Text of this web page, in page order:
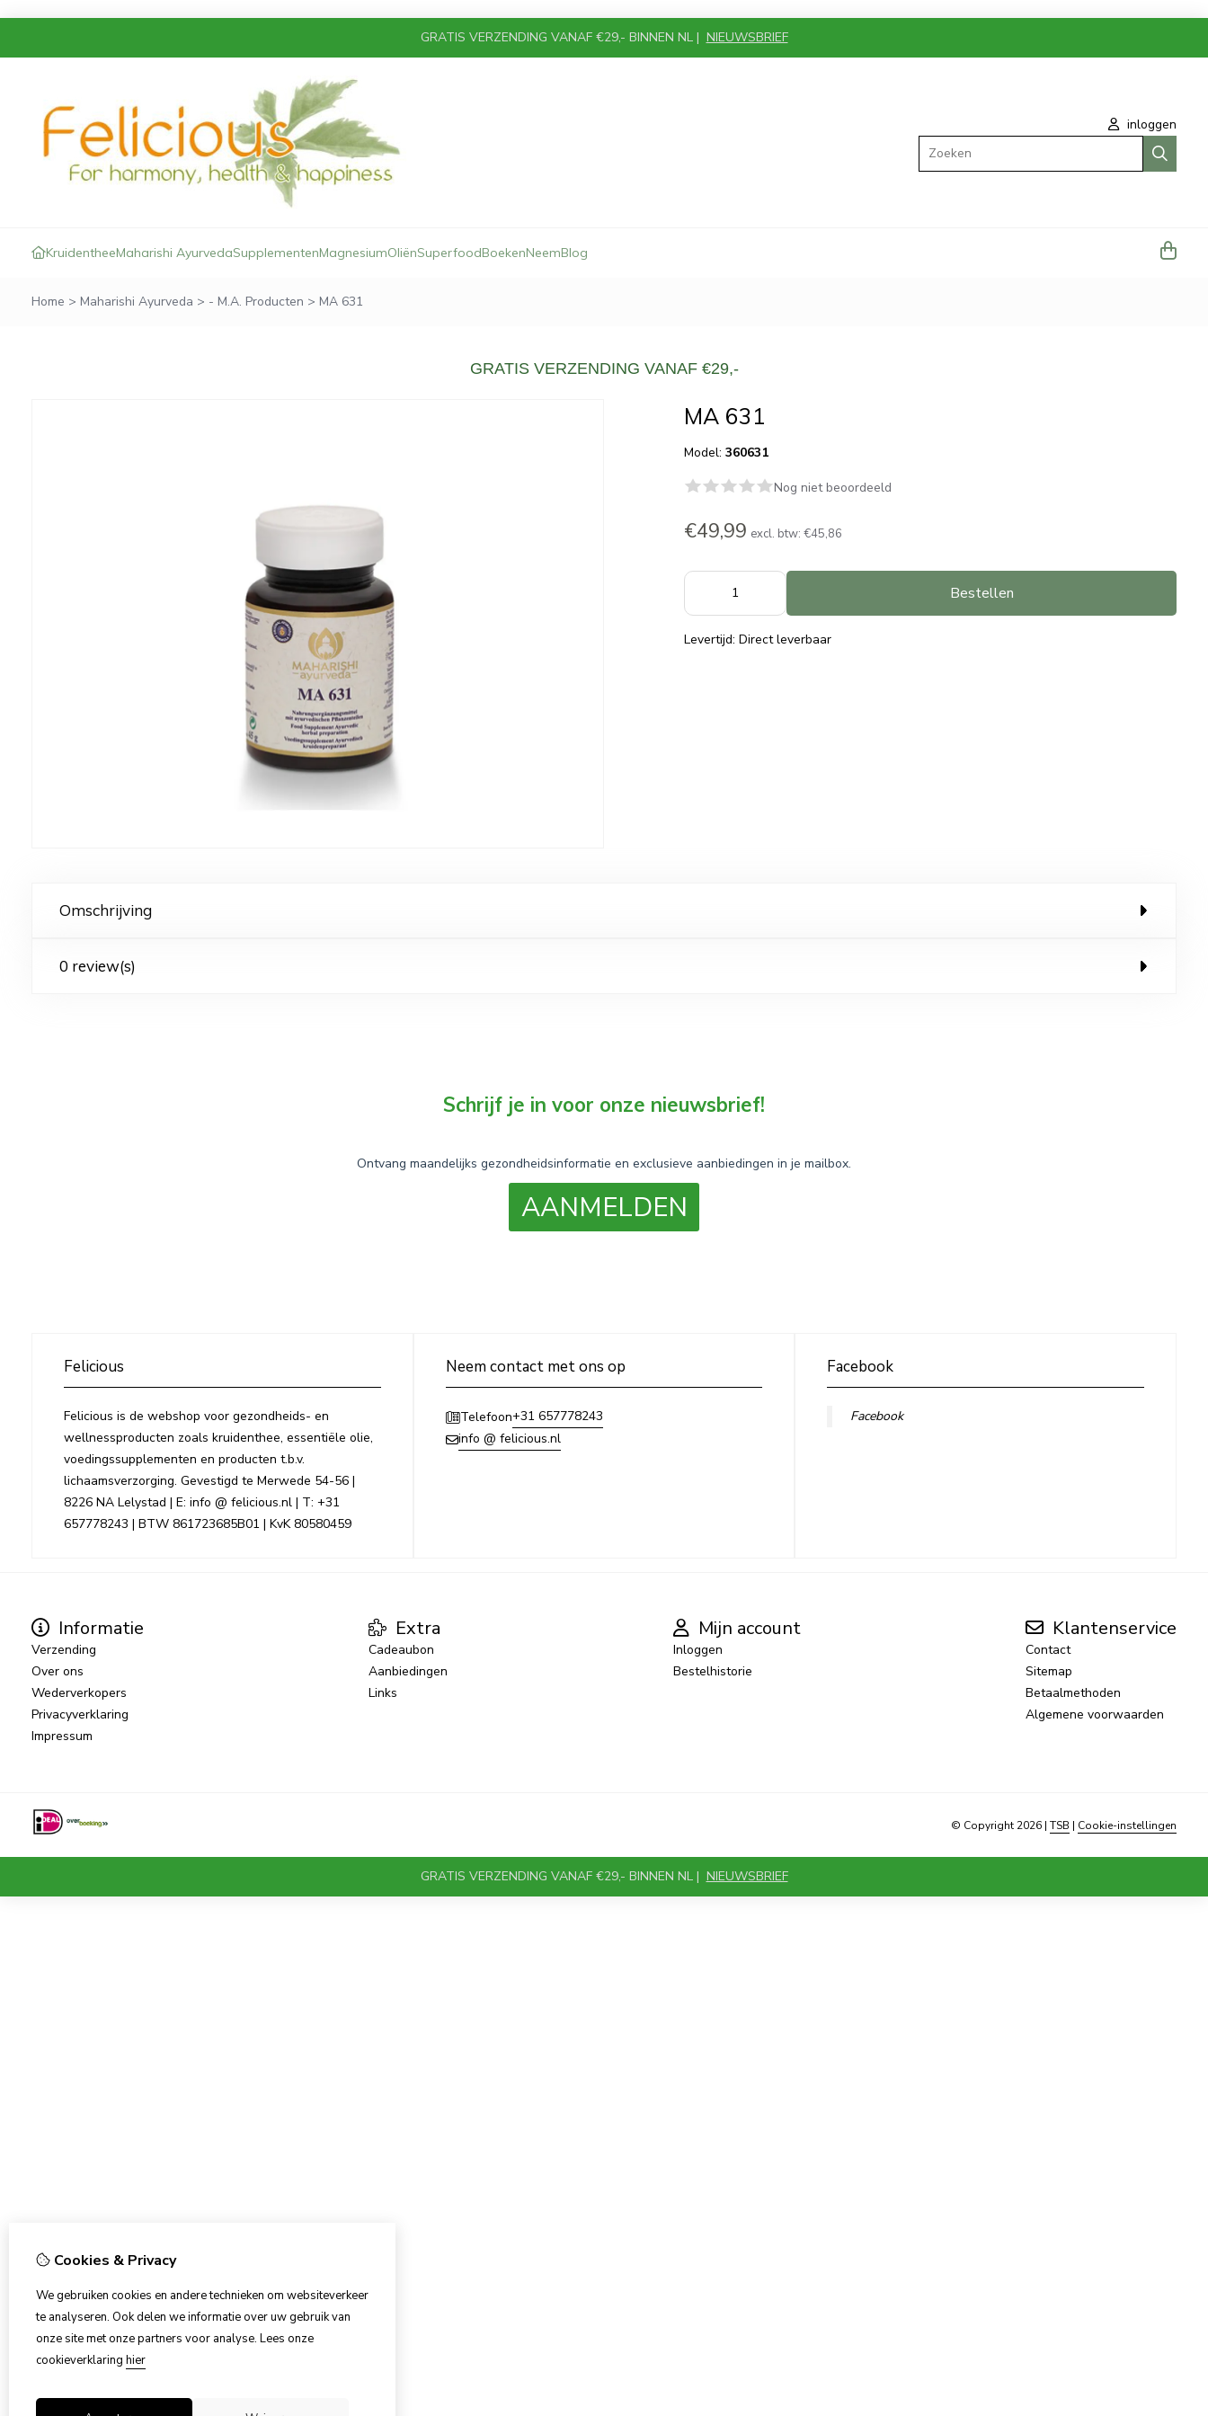
GRATIS VERZENDING VANAF €29,- BINNEN NL | NIEUWSBRIEF
inloggen
Zoeken
KruidentheeMaharishi AyurvedaSupplementenMagnesiumOliënSuperfoodBoekenNeemBlog
Home > Maharishi Ayurveda > - M.A. Producten > MA 631
GRATIS VERZENDING VANAF €29,-
MA 631
Model:360631
Nog niet beoordeeld
€49,99 excl. btw:€45,86
Bestellen
Levertijd: Direct leverbaar
Omschrijving
0 review(s)
Schrijf je in voor onze nieuwsbrief!
Ontvang maandelijks gezondheidsinformatie en exclusieve aanbiedingen in je mailbox.
AANMELDEN
Felicious
Felicious is de webshop voor gezondheids- en
wellnessproducten zoals kruidenthee, essentiële olie,
voedingssupplementen en producten t.b.v.
lichaamsverzorging. Gevestigd te Merwede 54-56 |
8226 NA Lelystad | E: info @ felicious.nl | T: +31
657778243 | BTW 861723685B01 | KvK 80580459
Neem contact met ons op
Telefoon+31 657778243
info @ felicious.nl
Facebook
Facebook
Informatie
Verzending
Over ons
Wederverkopers
Privacyverklaring
Impressum
Extra
Cadeaubon
Aanbiedingen
Links
Mijn account
Inloggen
Bestelhistorie
Klantenservice
Contact
Sitemap
Betaalmethoden
Algemene voorwaarden
© Copyright 2026 | TSB | Cookie-instellingen
GRATIS VERZENDING VANAF €29,- BINNEN NL | NIEUWSBRIEF
Cookies & Privacy
We gebruiken cookies en andere technieken om websiteverkeer
te analyseren. Ook delen we informatie over uw gebruik van
onze site met onze partners voor analyse. Lees onze
cookieverklaring hier